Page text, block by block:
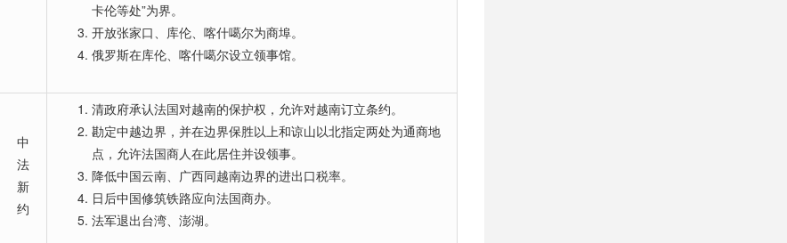
卡伦等处”为界。
开放张家口、库伦、喀什噶尔为商埠。
俄罗斯在库伦、喀什噶尔设立领事馆。
中
法
新
约
清政府承认法国对越南的保护权，允许对越南订立条约。
勘定中越边界，并在边界保胜以上和谅山以北指定两处为通商地
点，允许法国商人在此居住并设领事。
降低中国云南、广西同越南边界的进出口税率。
日后中国修筑铁路应向法国商办。
法军退出台湾、澎湖。